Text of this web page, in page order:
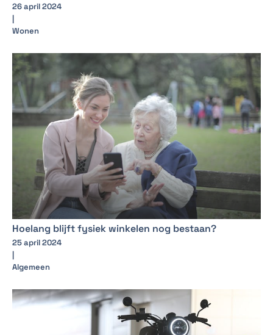
26 april 2024
|
Wonen
Hoelang blijft fysiek winkelen nog bestaan?
25 april 2024
|
Algemeen